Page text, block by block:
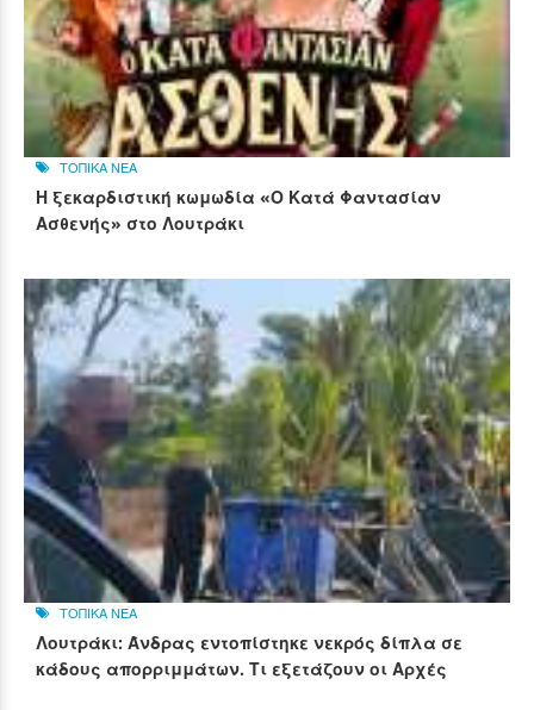
ΤΟΠΙΚΑ ΝΕΑ
Η ξεκαρδιστική κωμωδία «Ο Κατά Φαντασίαν
Ασθενής» στο Λουτράκι
ΤΟΠΙΚΑ ΝΕΑ
Λουτράκι: Άνδρας εντοπίστηκε νεκρός δίπλα σε
κάδους απορριμμάτων. Τι εξετάζουν οι Αρχές